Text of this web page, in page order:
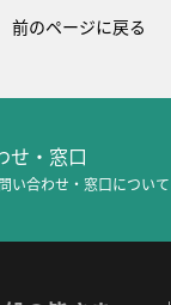
前のページに戻る
せ・窓口
い合わせ・窓口について